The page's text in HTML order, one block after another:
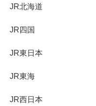
JR北海道
JR四国
JR東日本
JR東海
JR西日本